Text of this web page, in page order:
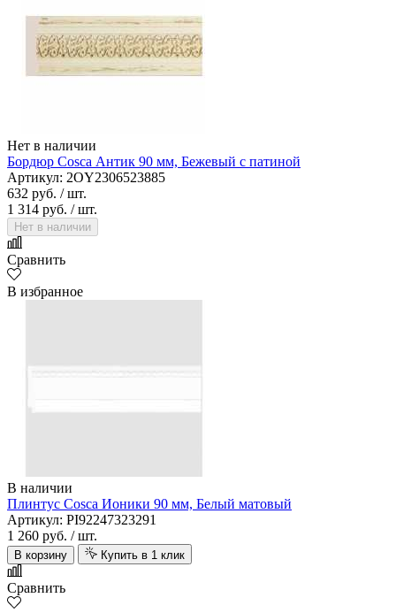
Нет в наличии
Бордюр Cosca Антик 90 мм, Бежевый с патиной
Артикул: 2OY2306523885
632 руб. / шт.
1 314 руб. / шт.
Нет в наличии
Сравнить
В избранное
В наличии
Плинтус Cosca Ионики 90 мм, Белый матовый
Артикул: PI92247323291
1 260 руб. / шт.
В корзину Купить в 1 клик
Сравнить